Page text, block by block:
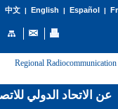
中文| English | Español |
: [Regional
عن الاتحاد الدولي